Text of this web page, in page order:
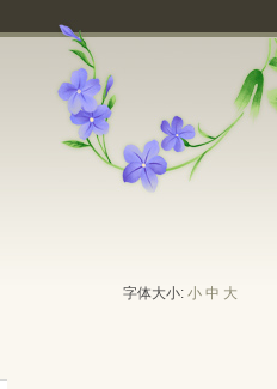
字体大小: 小 中 大